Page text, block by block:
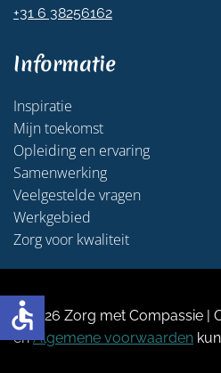
+31 6 38256162
Informatie
Inspiratie
Mijn toekomst
Opleiding en ervaring
Samenwerking
Veelgestelde vragen
Werkgebied
Zorg voor kwaliteit
©2026 Zorg met Compassie |
enAlgemene voorwaarden
accessible